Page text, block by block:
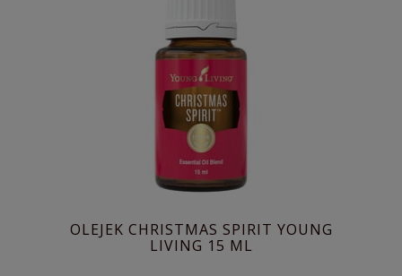
OLEJEK CHRISTMAS SPIRIT YOUNG
LIVING 15 ML